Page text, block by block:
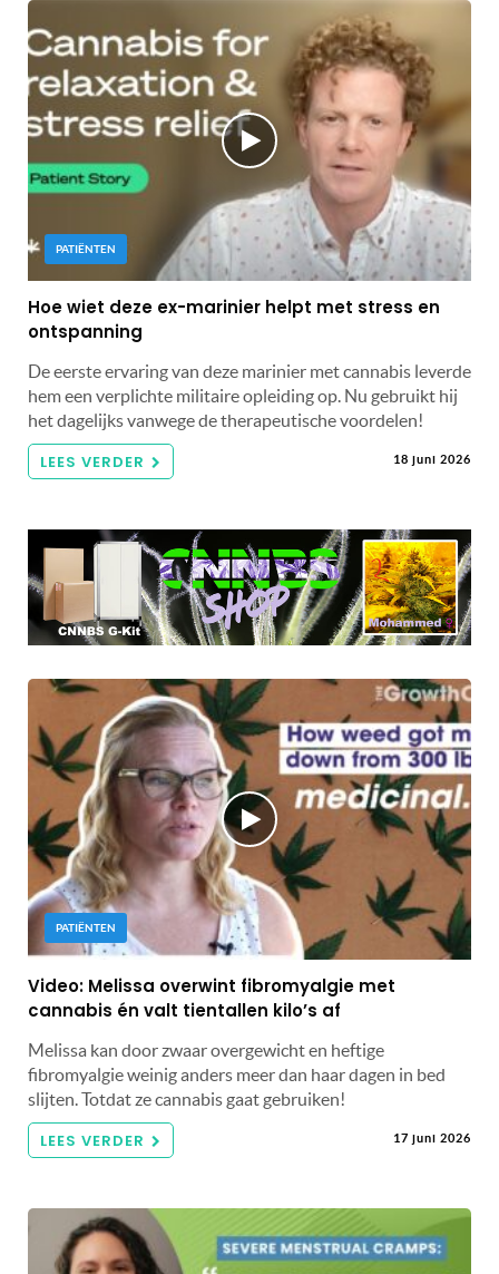
PATIËNTEN
Hoe wiet deze ex-marinier helpt met stress en
ontspanning
De eerste ervaring van deze marinier met cannabis leverde
hem een ​​verplichte militaire opleiding op. Nu gebruikt hij
het dagelijks vanwege de therapeutische voordelen!
LEES VERDER 18 juni 2026
PATIËNTEN
Video: Melissa overwint fibromyalgie met
cannabis én valt tientallen kilo’s af
Melissa kan door zwaar overgewicht en heftige
fibromyalgie weinig anders meer dan haar dagen in bed
slijten. Totdat ze cannabis gaat gebruiken!
LEES VERDER 17 juni 2026